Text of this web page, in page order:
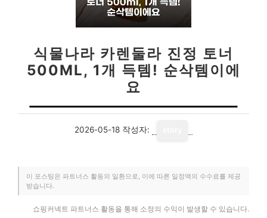
식물나라 카렌둘라 진정 토너
500ML, 1개 득템! 순삭템이에
요
2026-05-18 작성자:
이 포스팅은 파트너스 활동의 일환으로, 이에 따른 일정액의 수수료를 제공
받습니다.
쇼핑커넥트 파트너스 활동을 통해 소정의 수익이 발생할 수 있습니다.